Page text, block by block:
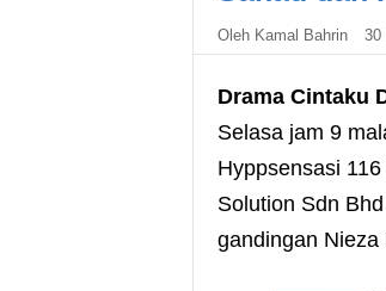
Oleh Kamal Bahrin 30
Drama Cintaku
Selasa jam 9
Hyppsensasi
Solution Sdn
gandingan Nieza